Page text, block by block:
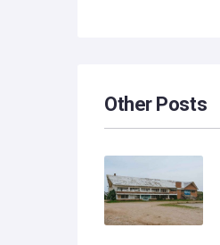
Other Posts